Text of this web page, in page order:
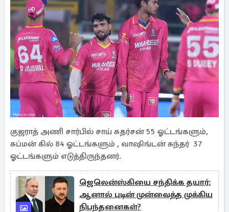
குஜராத் அணி சார்பில் சாய் சுதர்சன் 55 ஓட்டங்களும்,
சுப்மன் கில் 84 ஓட்டங்களும் , வாஷிங்டன் சுந்தர் 37
ஓட்டங்களும் எடுத்திருந்தனர்.
ஜெலென்ஸ்கியை சந்திக்க தயார்:
ஆனால் புடின் முன்வைத்த முக்கிய
நிபந்தனைகள்?